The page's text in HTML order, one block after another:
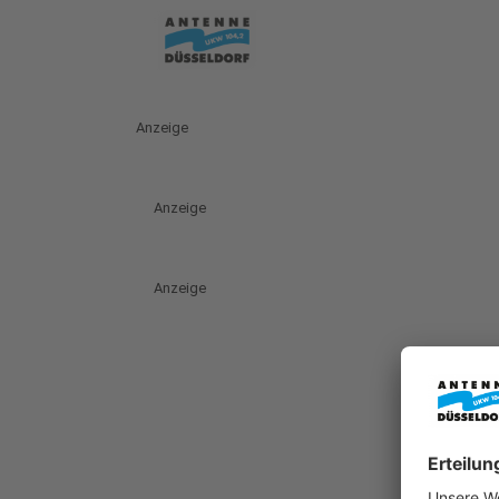
Anzeige
Anzeige
Anzeige